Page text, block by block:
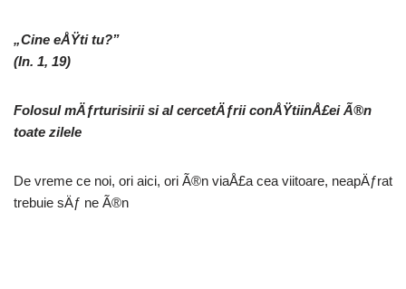
„Cine eÅŸti tu?”
(In. 1, 19)
Folosul mÄƒrturisirii si al cercetÄƒrii conÅŸtiinÅ£ei Ã®n
toate zilele
De vreme ce noi, ori aici, ori Ã®n viaÅ£a cea viitoare, neapÄƒrat
trebuie sÄƒ ne Ã®n